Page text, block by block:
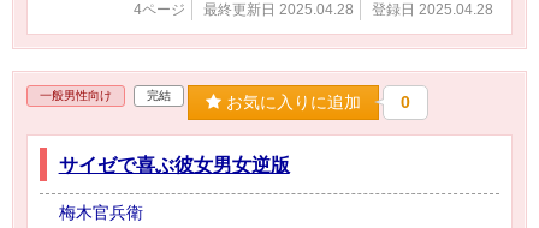
4ページ 最終更新日 2025.04.28 登録日 2025.04.28
一般男性向け 完結 お気に入りに追加 0
サイゼで喜ぶ彼女男女逆版
梅木官兵衛